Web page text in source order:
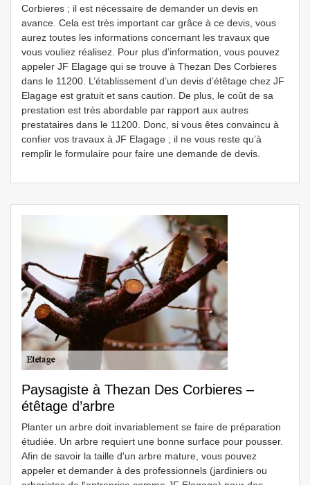
Corbieres ; il est nécessaire de demander un devis en
avance. Cela est très important car grâce à ce devis, vous
aurez toutes les informations concernant les travaux que
vous vouliez réalisez. Pour plus d’information, vous pouvez
appeler JF Elagage qui se trouve à Thezan Des Corbieres
dans le 11200. L’établissement d’un devis d’étêtage chez JF
Elagage est gratuit et sans caution. De plus, le coût de sa
prestation est très abordable par rapport aux autres
prestataires dans le 11200. Donc, si vous êtes convaincu à
confier vos travaux à JF Elagage ; il ne vous reste qu’à
remplir le formulaire pour faire une demande de devis.
Paysagiste à Thezan Des Corbieres –
étêtage d’arbre
Planter un arbre doit invariablement se faire de préparation
étudiée. Un arbre requiert une bonne surface pour pousser.
Afin de savoir la taille d'un arbre mature, vous pouvez
appeler et demander à des professionnels (jardiniers ou